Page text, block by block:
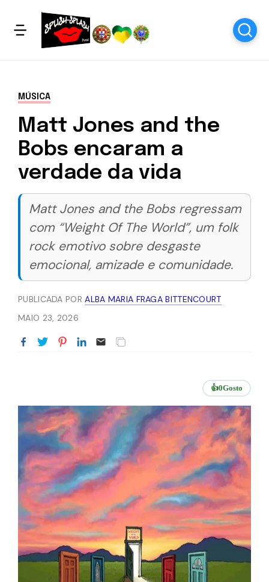
MÚSICA
Matt Jones and the
Bobs encaram a
verdade da vida
Matt Jones and the Bobs regressam
com “Weight Of The World”, um folk
rock emotivo sobre desgaste
emocional, amizade e comunidade.
PUBLICADA PORALBA MARIA FRAGA BITTENCOURT
MAIO 23, 2026
👍0Gosto